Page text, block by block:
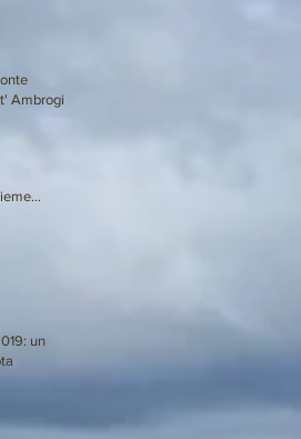
Ambrogio
un